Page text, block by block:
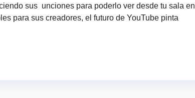
sus unciones para poderlo ver desde tu sala en
para sus creadores, el futuro de YouTube pinta